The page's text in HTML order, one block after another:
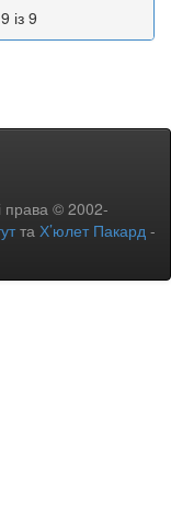
із 9
права © 2002-
та Х’юлет Пакард -